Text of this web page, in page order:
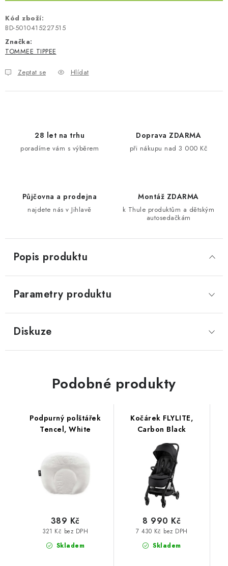
Moje objednávka
Obchodní podmínky
Kód zboží:
BD-5010415227515
Značka:
TOMMEE TIPPEE
Zeptat se Hlídat
28 let na trhu
poradíme vám s výběrem
Doprava ZDARMA
při nákupu nad 3 000 Kč
Půjčovna a prodejna
najdete nás v Jihlavě
Montáž ZDARMA
k Thule produktům a dětským
autosedačkám
Popis produktu
Parametry produktu
Diskuze
Podobné produkty
Podpurný polštářek
Tencel, White
Skladem
321 Kč bez DPH
389 Kč
Kočárek FLYLITE,
Carbon Black
Skladem
7 430 Kč bez DPH
8 990 Kč